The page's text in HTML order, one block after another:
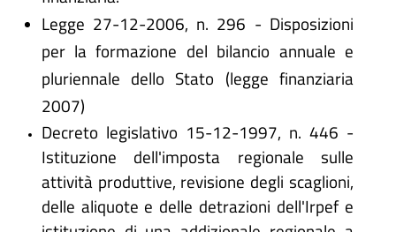
Legge 27-12-2006, n. 296 - Disposizioni
per la formazione del bilancio annuale e
pluriennale dello Stato (legge finanziaria
2007)
Decreto legislativo 15-12-1997, n. 446 -
Istituzione dell'imposta regionale sulle
attività produttive, revisione degli scaglioni,
delle aliquote e delle detrazioni dell'Irpef e